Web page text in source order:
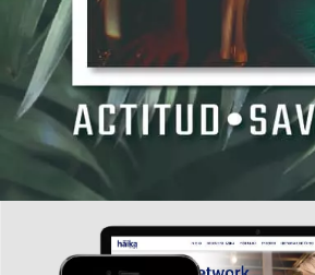
Re-wering CO. Savanna
SECTOR COMERCIAL